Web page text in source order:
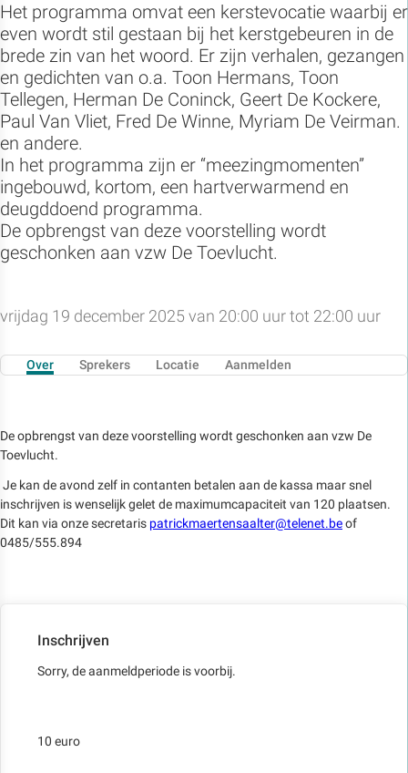
Het programma omvat een kerstevocatie waarbij er
even wordt stil gestaan bij het kerstgebeuren in de
brede zin van het woord. Er zijn verhalen, gezangen
en gedichten van o.a. Toon Hermans, Toon
Tellegen, Herman De Coninck, Geert De Kockere,
Paul Van Vliet, Fred De Winne, Myriam De Veirman.
en andere.
In het programma zijn er “meezingmomenten”
ingebouwd, kortom, een hartverwarmend en
deugddoend programma.
De opbrengst van deze voorstelling wordt
geschonken aan vzw De Toevlucht.
vrijdag 19 december 2025 van 20:00 uur tot 22:00 uur
Over Sprekers Locatie Aanmelden
De opbrengst van deze voorstelling wordt geschonken aan vzw De
Toevlucht.
Je kan de avond zelf in contanten betalen aan de kassa maar snel
inschrijven is wenselijk gelet de maximumcapaciteit van 120 plaatsen.
Dit kan via onze secretaris patrickmaertensaalter@telenet.beof
0485/555.894
Inschrijven
Sorry, de aanmeldperiode is voorbij.
10 euro